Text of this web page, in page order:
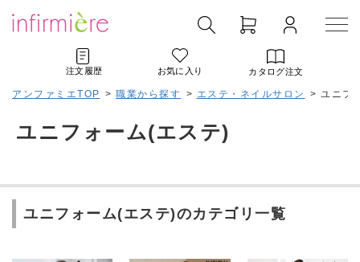
注文履歴 お気に入り カタログ注文
アンファミエTOP > 職業から探す > エステ・ネイルサロン > ユニフ
ユニフォーム(エステ)
ユニフォーム(エステ)のカテゴリ一覧